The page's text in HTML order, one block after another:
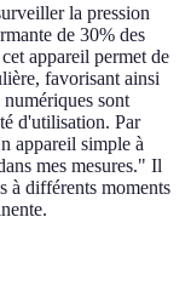
la pression
de 30% des
appareil permet de
favorisant ainsi
sont
d'utilisation. Par
appareil simple à
mes mesures." Il
à différents moments